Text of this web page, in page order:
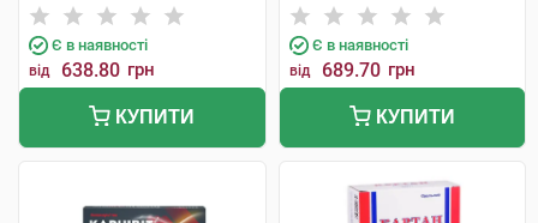
Є в наявності
від 638.80 грн
КУПИТИ
Є в наявності
від 689.70 грн
КУПИТИ